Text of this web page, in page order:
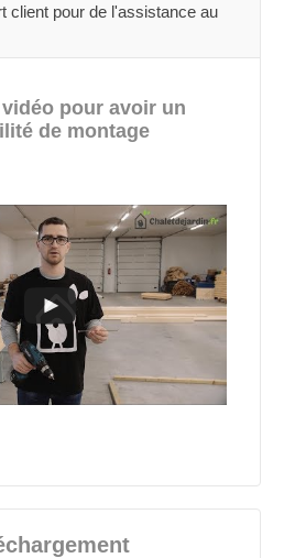
client pour de l'assistance au
pour avoir un
de montage